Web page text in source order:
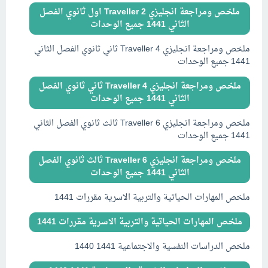
ملخص ومراجعة انجليزي Traveller 2 اول ثانوي الفصل
الثاني 1441 جميع الوحدات
ملخص ومراجعة انجليزي Traveller 4 ثاني ثانوي الفصل الثاني
1441 جميع الوحدات
ملخص ومراجعة انجليزي Traveller 4 ثاني ثانوي الفصل
الثاني 1441 جميع الوحدات
ملخص ومراجعة انجليزي Traveller 6 ثالث ثانوي الفصل الثاني
1441 جميع الوحدات
ملخص ومراجعة انجليزي Traveller 6 ثالث ثانوي الفصل
الثاني 1441 جميع الوحدات
ملخص المهارات الحياتية والتربية الاسرية مقررات 1441
ملخص المهارات الحياتية والتربية الاسرية مقررات 1441
ملخص الدراسات النفسية والاجتماعية 1441 1440